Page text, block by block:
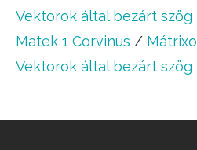
Vektorok által bezárt szög
Matek 1 Corvinus /
Vektorok által bezárt szög